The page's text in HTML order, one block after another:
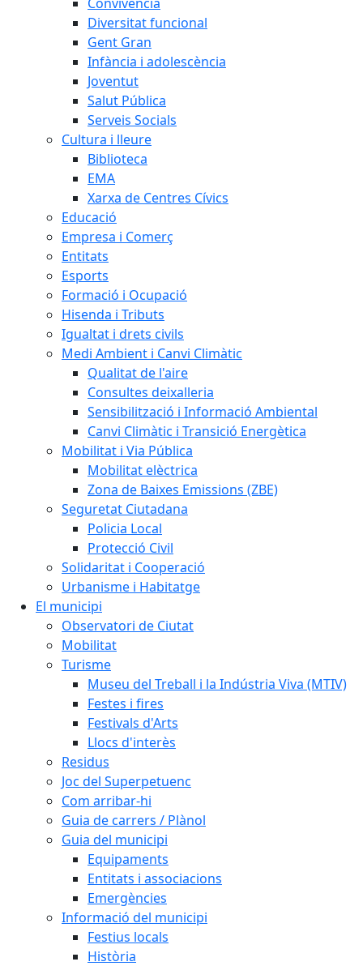
Diversitat funcional
Gent Gran
Infància i adolescència
Joventut
Salut Pública
Serveis Socials
Cultura i lleure
Biblioteca
EMA
Xarxa de Centres Cívics
Educació
Empresa i Comerç
Entitats
Esports
Formació i Ocupació
Hisenda i Tributs
Igualtat i drets civils
Medi Ambient i Canvi Climàtic
Qualitat de l'aire
Consultes deixalleria
Sensibilització i Informació Ambiental
Canvi Climàtic i Transició Energètica
Mobilitat i Via Pública
Mobilitat elèctrica
Zona de Baixes Emissions (ZBE)
Seguretat Ciutadana
Policia Local
Protecció Civil
Solidaritat i Cooperació
Urbanisme i Habitatge
El municipi
Observatori de Ciutat
Mobilitat
Turisme
Museu del Treball i la Indústria Viva (MTIV)
Festes i fires
Festivals d'Arts
Llocs d'interès
Residus
Joc del Superpetuenc
Com arribar-hi
Guia de carrers / Plànol
Guia del municipi
Equipaments
Entitats i associacions
Emergències
Informació del municipi
Festius locals
Història